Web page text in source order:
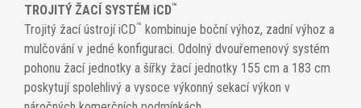
TROJITÝ ŽACÍ SYSTÉM iCD™
Trojitý žací ústrojí iCD™ kombinuje boční výhoz, zadní výhoz a
mulčování v jedné konfiguraci. Odolný dvouřemenový systém
pohonu žací jednotky a šířky žací jednotky 155 cm a 183 cm
poskytují spolehlivý a vysoce výkonný sekací výkon v